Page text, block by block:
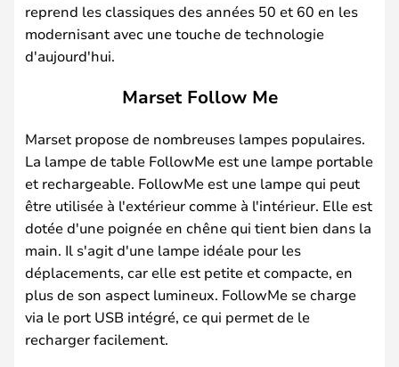
reprend les classiques des années 50 et 60 en les
modernisant avec une touche de technologie
d'aujourd'hui.
Marset Follow Me
Marset propose de nombreuses lampes populaires.
La lampe de table FollowMe est une lampe portable
et rechargeable. FollowMe est une lampe qui peut
être utilisée à l'extérieur comme à l'intérieur. Elle est
dotée d'une poignée en chêne qui tient bien dans la
main. Il s'agit d'une lampe idéale pour les
déplacements, car elle est petite et compacte, en
plus de son aspect lumineux. FollowMe se charge
via le port USB intégré, ce qui permet de le
recharger facilement.